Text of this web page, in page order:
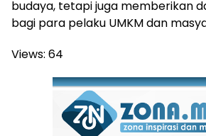
budaya, tetapi juga memberikan
bagi para pelaku UMKM dan
Views: 64